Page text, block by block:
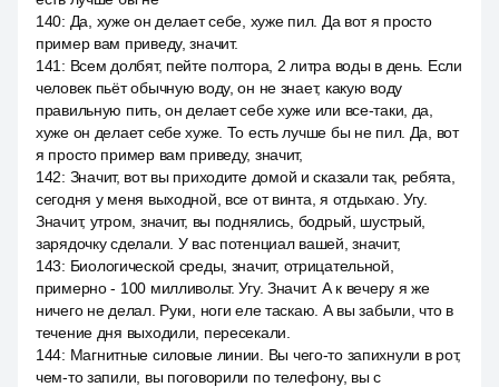
140: Да, хуже он делает себе, хуже пил. Да вот я просто
пример вам приведу, значит.
141 : Всем долбят, пейте полтора, 2 литра воды в день. Если
человек пьёт обычную воду, он не знает, какую воду
правильную пить, он делает себе хуже или все-таки, да,
хуже он делает себе хуже. То есть лучше бы не пил. Да, вот
я просто пример вам приведу, значит,
142: Значит, вот вы приходите домой и сказали так, ребята,
сегодня у меня выходной, все от винта, я отдыхаю. Угу.
Значит, утром, значит, вы поднялись, бодрый, шустрый,
зарядочку сделали. У вас потенциал вашей, значит,
143: Биологической среды, значит, отрицательной,
примерно - 100 милливольт. Угу. Значит. А к вечеру я же
ничего не делал. Руки, ноги еле таскаю. А вы забыли, что в
течение дня выходили, пересекали.
144: Магнитные силовые линии. Вы чего-то запихнули в рот,
чем-то запили, вы поговорили по телефону, вы с